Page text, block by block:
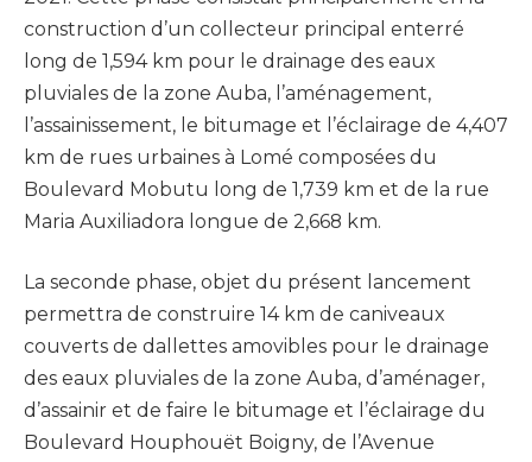
construction d’un collecteur principal enterré
long de 1,594 km pour le drainage des eaux
pluviales de la zone Auba, l’aménagement,
l’assainissement, le bitumage et l’éclairage de 4,407
km de rues urbaines à Lomé composées du
Boulevard Mobutu long de 1,739 km et de la rue
Maria Auxiliadora longue de 2,668 km.
La seconde phase, objet du présent lancement
permettra de construire 14 km de caniveaux
couverts de dallettes amovibles pour le drainage
des eaux pluviales de la zone Auba, d’aménager,
d’assainir et de faire le bitumage et l’éclairage du
Boulevard Houphouët Boigny, de l’Avenue